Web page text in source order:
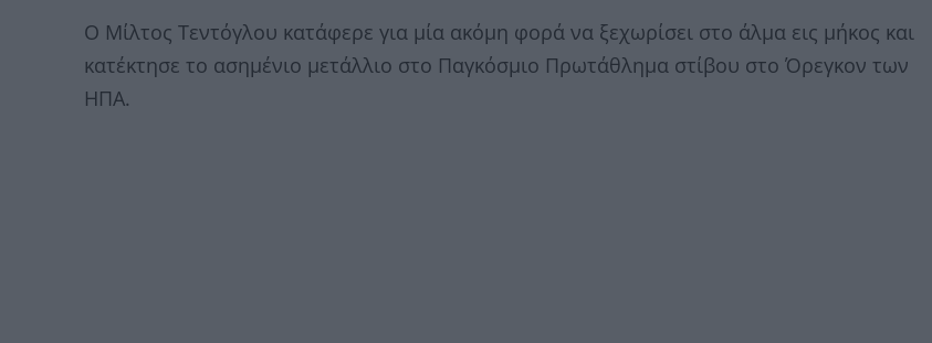
Ο Μίλτος Τεντόγλου κατάφερε για μία ακόμη φορά να ξεχωρίσει στο άλμα εις μήκος και
κατέκτησε το ασημένιο μετάλλιο στο Παγκόσμιο Πρωτάθλημα στίβου στο Όρεγκον των
ΗΠΑ.